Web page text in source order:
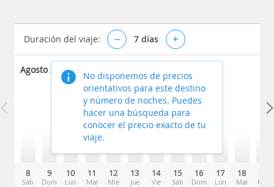
Duración del viaje: – 7 días +
Agosto 2026
8
Sáb
9
Dom
10
Lun
11
Mar
12
Mié
13
Jue
14
Vie
15
Sáb
16
Dom
17
Lun
18
Mar
19
Mié
No disponemos de precios
orientativos para este destino
y número de noches. Puedes
hacer una búsqueda para
conocer el precio exacto de tu
viaje.